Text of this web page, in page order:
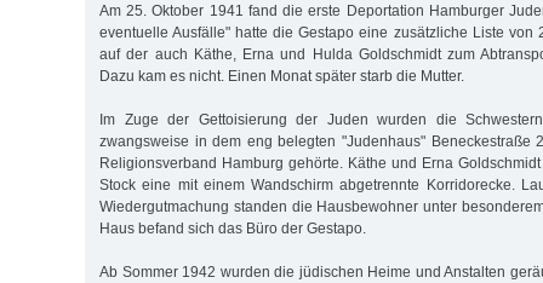
Am 25. Oktober 1941 fand die erste Deportation Hamburger
eventuelle Ausfälle" hatte die Gestapo eine zusätzliche Liste von
auf der auch Käthe, Erna und Hulda Goldschmidt zum
Dazu kam es nicht. Einen Monat später starb die Mutter.
Im Zuge der Gettoisierung der Juden wurden die
zwangsweise in dem eng belegten "Judenhaus" Beneckestraße
Religionsverband Hamburg gehörte. Käthe und Erna
Stock eine mit einem Wandschirm abgetrennte Korridorecke.
Wiedergutmachung standen die Hausbewohner unter
Haus befand sich das Büro der Gestapo.
Ab Sommer 1942 wurden die jüdischen Heime und Anstalten